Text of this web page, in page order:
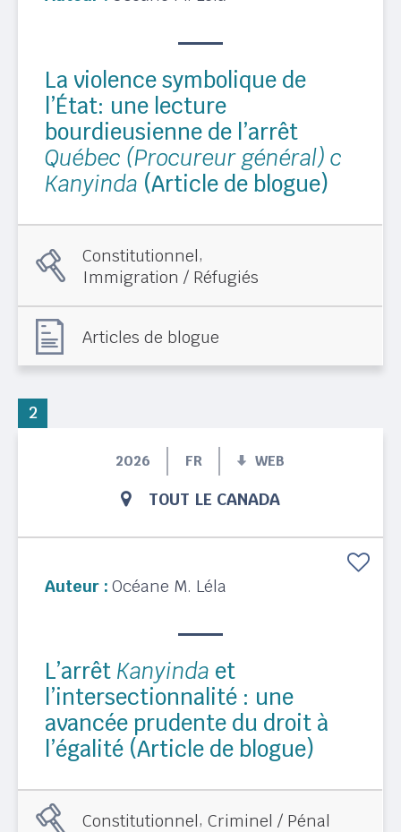
La violence symbolique de
l’État: une lecture
bourdieusienne de l’arrêt
Québec (Procureur général) c
Kanyinda (Article de blogue)
Constitutionnel,
Immigration / Réfugiés
Articles de blogue
2026 FR WEB
TOUT LE CANADA
Auteur : Océane M. Léla
L’arrêt Kanyinda et
l’intersectionnalité : une
avancée prudente du droit à
l’égalité (Article de blogue)
Constitutionnel,Criminel / Pénal
2